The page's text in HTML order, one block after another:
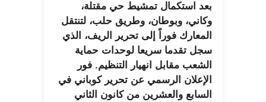
بعد استكمال تمشيط حي مقتلة،
وكاني، وبوطان، وطريق حلب، لتنتقل
المعارك فوراً إلى تحرير الريف، الذي
سجل تقدما سريعا لوحدات حماية
الشعب مقابل انهيار التنظيم. فور
الإعلان الرسمي عن تحرير كوباني في
السابع والعشرين من كانون الثاني